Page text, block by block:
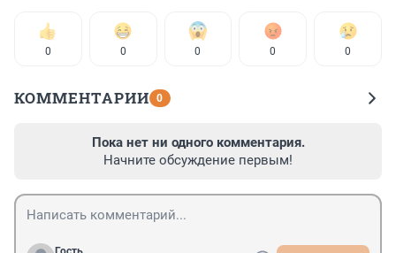
0 0 0 0 0
КОММЕНТАРИИ 0
Пока нет ни одного комментария.
Начните обсуждение первым!